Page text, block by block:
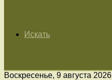
Искать
Воскресенье, 9 августа 2026